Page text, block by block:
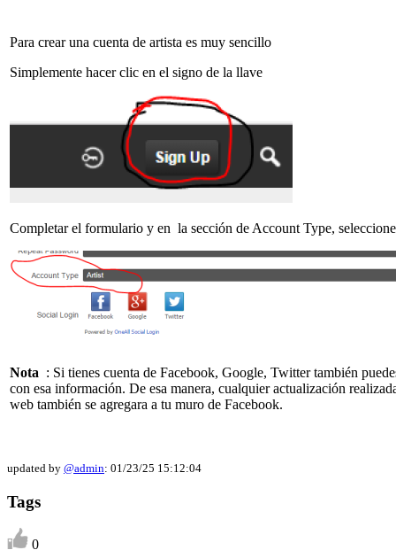
Para crear una cuenta de artista es muy sencillo
Simplemente hacer clic en el signo de la llave
Completar el formulario y en la sección de Account Type,
Nota : Si tienes cuenta de Facebook, Google, Twitter también
con esa información. De esa manera, cualquier actualización
web también se agregara a tu muro de Facebook.
updated by @admin: 01/23/25 15:12:04
Tags
0